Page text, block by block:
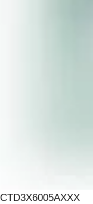
CTD3X6005AXXX